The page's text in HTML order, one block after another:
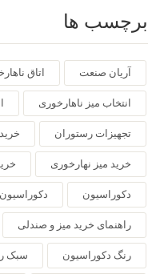
برچسب ها
آریان صنعت اتاق
انتخاب میز ناهارخوری
تجهیزات رستوران
خرید میز نهارخوری
دکوراسیون
راهنمای خرید میز و صندلی
رنگ دکوراسیون سبک